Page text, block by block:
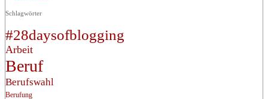
Schlagwörter
#28daysofblogging
Arbeit
Beruf
Berufswahl
Berufung